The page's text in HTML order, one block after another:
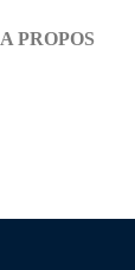
A PROPOS